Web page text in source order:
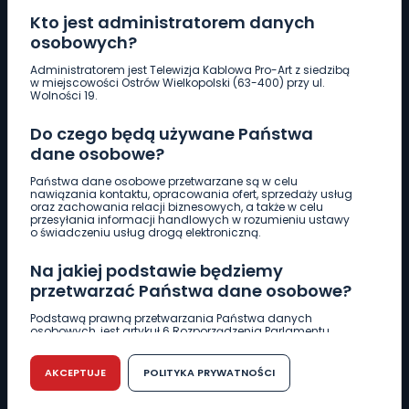
Kto jest administratorem danych
osobowych?
Administratorem jest Telewizja Kablowa Pro-Art z siedzibą
w miejscowości Ostrów Wielkopolski (63-400) przy ul.
Wolności 19.
Do czego będą używane Państwa
dane osobowe?
Państwa dane osobowe przetwarzane są w celu
nawiązania kontaktu, opracowania ofert, sprzedaży usług
oraz zachowania relacji biznesowych, a także w celu
przesyłania informacji handlowych w rozumieniu ustawy
o świadczeniu usług drogą elektroniczną.
Na jakiej podstawie będziemy
przetwarzać Państwa dane osobowe?
Podstawą prawną przetwarzania Państwa danych
osobowych, jest artykuł 6 Rozporządzenia Parlamentu
r. w sprawie ochrony osób fizycznych w związku z
przetwarzaniem danych osobowych w sprawie
swobodnego przepływu takich danych oraz uchylenia
dyrektywy 95/46/WE (RODO).
AKCEPTUJE POLITYKA PRYWATNOŚCI
Pobierz logotyp
661 997 997
REDAKCJA
62 735 22 22redakcja@wlkp24.info
DZIAŁ REKLAMY
62 735 01 85 reklama@wlkp24.info
WIADOMOŚCI
CIEKAWOSTKI